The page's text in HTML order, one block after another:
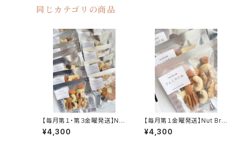
同じカテゴリの商品
【毎月第１・第３金曜発送】Nut
Break「さんじのたね」（ナッツ
＆カカオ）15袋入り
¥4,300
【毎月第１金曜発送】Nut Bre
ak「さんじのたね」（ナッツ＆カ
カオ）14袋入り
¥4,300